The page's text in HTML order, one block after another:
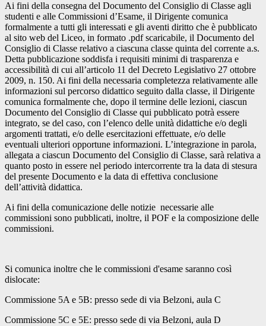
Ai fini della consegna del Documento del Consiglio di Classe agli
studenti e alle Commissioni d’Esame, il Dirigente comunica
formalmente a tutti gli interessati e gli aventi diritto che è pubblicato
al sito web del Liceo, in formato .pdf scaricabile, il Documento del
Consiglio di Classe relativo a ciascuna classe quinta del corrente a.s.
Detta pubblicazione soddisfa i requisiti minimi di trasparenza e
accessibilità di cui all’articolo 11 del Decreto Legislativo 27 ottobre
2009, n. 150. Ai fini della necessaria completezza relativamente alle
informazioni sul percorso didattico seguito dalla classe, il Dirigente
comunica formalmente che, dopo il termine delle lezioni, ciascun
Documento del Consiglio di Classe qui pubblicato potrà essere
integrato, se del caso, con l’elenco delle unità didattiche e/o degli
argomenti trattati, e/o delle esercitazioni effettuate, e/o delle
eventuali ulteriori opportune informazioni. L’integrazione in parola,
allegata a ciascun Documento del Consiglio di Classe, sarà relativa a
quanto posto in essere nel periodo intercorrente tra la data di stesura
del presente Documento e la data di effettiva conclusione
dell’attività didattica.
Ai fini della comunicazione delle notizie necessarie alle
commissioni sono pubblicati, inoltre, il POF e la composizione delle
commissioni.
Si comunica inoltre che le commissioni d'esame saranno così
dislocate:
Commissione 5A e 5B: presso sede di via Belzoni, aula C
Commissione 5C e 5E: presso sede di via Belzoni, aula D